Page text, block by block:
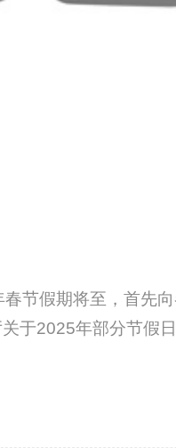
节假期将至，首先向
于2025年部分节假
月初七)放假调休共
8日(星期六:正月十